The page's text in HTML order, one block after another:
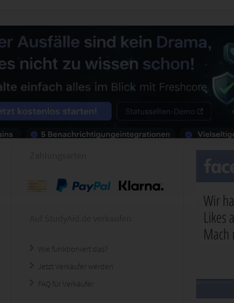
Wie funktioniert das?
Jetzt Verkäufer werden
FAQ für Verkäufer